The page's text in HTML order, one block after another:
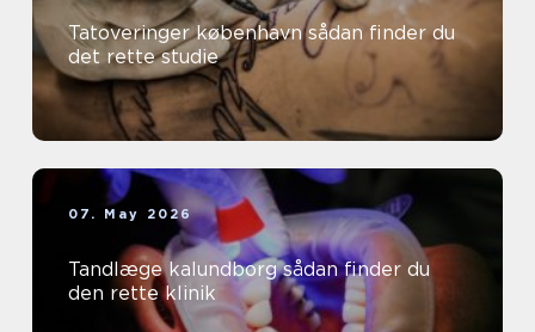
Tatoveringer københavn sådan finder du
det rette studie
07. May 2026
Tandlæge kalundborg sådan finder du
den rette klinik